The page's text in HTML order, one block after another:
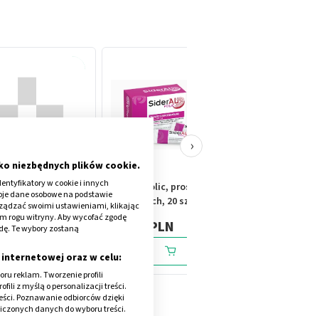
mg
o
PLN
Sideral Folic, proszek w
saszetkach, 20 szt.
80,59 PLN
›
niezbędnych plików cookie.
w cookie i innych
dane osobowe na podstawie
swoimi ustawieniami, klikając
rogu witryny. Aby wycofać zgodę
Te wybory zostaną
internetowej oraz w celu:
reklam. Tworzenie profili
z myślą o personalizacji treści.
Poznawanie odbiorców dzięki
danych do wyboru treści.